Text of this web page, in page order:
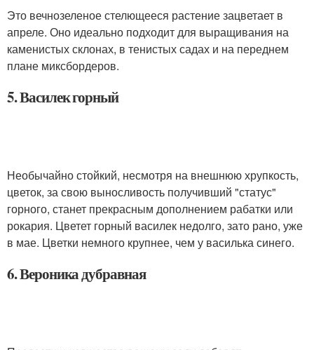
Это вечнозеленое стелющееся растение зацветает в
апреле. Оно идеально подходит для выращивания на
каменистых склонах, в тенистых садах и на переднем
плане миксбордеров.
5. Василек горный
Необычайно стойкий, несмотря на внешнюю хрупкость,
цветок, за свою выносливость получивший "статус"
горного, станет прекрасным дополнением рабатки или
рокария. Цветет горный василек недолго, зато рано, уже
в мае. Цветки немного крупнее, чем у василька синего.
6. Вероника дубравная